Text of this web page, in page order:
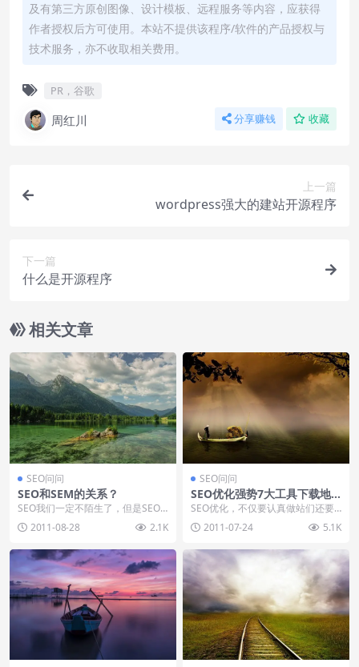
及有第三方原创图像、设计模板、远程服务等内容，应获得
作者授权后方可使用。本站不提供该程序/软件的产品授权与
技术服务，亦不收取相关费用。
PR，谷歌
周红川 分享赚钱 收藏
上一篇
wordpress强大的建站开源程序
下一篇
什么是开源程序
相关文章
SEO问问
SEO和SEM的关系？
SEO我们一定不陌生了，但是SEO
和SEM有什么关系呢？本章小川着
重拆析下这两个...
2011-08-28 2.1K
SEO问问
SEO优化强势7大工具下载地
址推荐
SEO优化，不仅要认真做站们还要
时刻分析网站关键词，收录，排
名，IP状态等，就如...
2011-07-24 5.1K